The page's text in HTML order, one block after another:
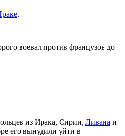
.
воевал против французов до
из Ирака, Сирии, Ливана и
его вынудили уйти в